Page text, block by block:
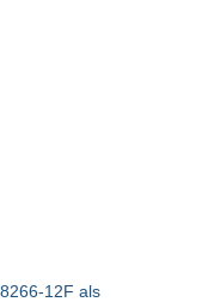
12F als